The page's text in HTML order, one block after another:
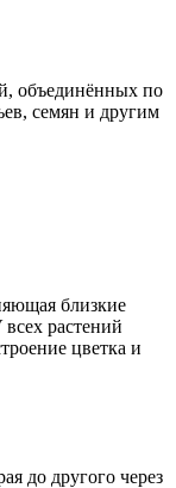
объединённых по
семян и другим
близкие
растений
цветка и
до другого через